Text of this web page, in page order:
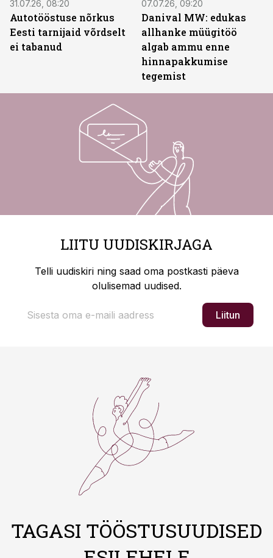
31.07.26, 08:20
Autotööstuse nõrkus
Eesti tarnijaid võrdselt
ei tabanud
07.07.26, 09:20
Danival MW: edukas
allhanke müügitöö
algab ammu enne
hinnapakkumise
tegemist
LIITU UUDISKIRJAGA
Telli uudiskiri ning saad oma postkasti päeva
olulisemad uudised.
Liitun
TAGASI TÖÖSTUSUUDISED